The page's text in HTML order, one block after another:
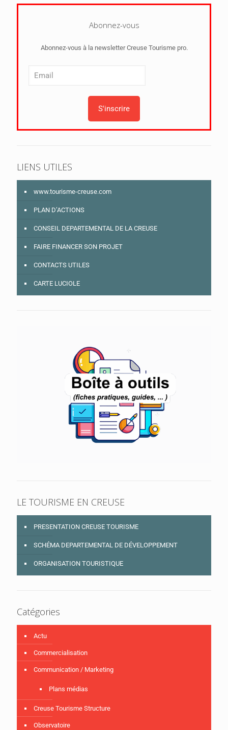
Abonnez-vous
Abonnez-vous à la newsletter Creuse Tourisme pro.
LIENS UTILES
www.tourisme-creuse.com
PLAN D’ACTIONS
CONSEIL DEPARTEMENTAL DE LA CREUSE
FAIRE FINANCER SON PROJET
CONTACTS UTILES
CARTE LUCIOLE
LE TOURISME EN CREUSE
PRESENTATION CREUSE TOURISME
SCHÉMA DEPARTEMENTAL DE DÉVELOPPEMENT
ORGANISATION TOURISTIQUE
Catégories
Actu
Commercialisation
Communication / Marketing
Plans médias
Creuse Tourisme Structure
Observatoire